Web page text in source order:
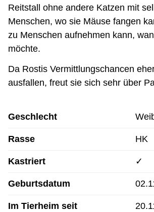
Reitstall ohne andere Katzen mit
Menschen, wo sie Mäuse fangen
zu Menschen aufnehmen kann,
möchte.
Da Rostis Vermittlungschancen
ausfallen, freut sie sich sehr über
Geschlecht
Rasse HK
Kastriert ✓
Geburtsdatum
Im Tierheim seit